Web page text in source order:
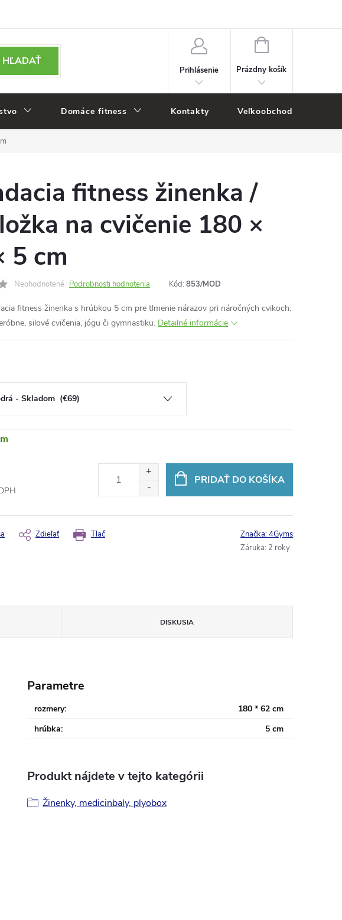
HĽADAŤ
Prihlásenie
NÁKUPNÝ
Prázdny košík
Domáce fitness Kontakty Veľkoobchod
fitness žinenka /
na cvičenie 180 ×
5 cm
Neohodnotené Podrobnosti hodnotenia Kód: 853/MOD
fitness žinenka s hrúbkou 5 cm pre tlmenie nárazov pri náročných cvikoch.
silové cvičenia, jógu či gymnastiku. Detailné informácie
PRIDAŤ DO KOŠÍKA
Tlač
Zdieľať Značka:4Gyms
Záruka: 2 roky
DISKUSIA
Parametre
rozmery:
180 * 62 cm
hrúbka: 5 cm
Produkt nájdete v tejto kategórii
Žinenky, medicinbaly, plyobox